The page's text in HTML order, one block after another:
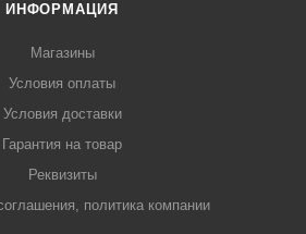
ИНФОРМАЦИЯ
Магазины
Условия оплаты
Условия доставки
Гарантия на товар
Реквизиты
политика компании